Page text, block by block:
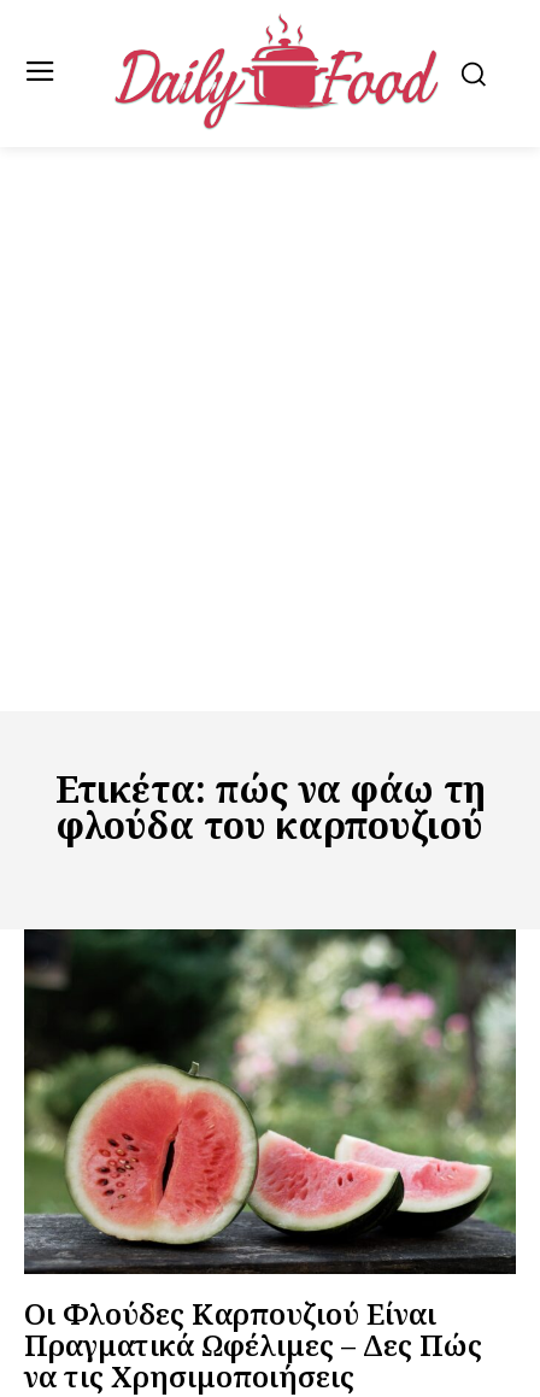
Ετικέτα: πώς να φάω τη
φλούδα του καρπουζιού
Οι Φλούδες Καρπουζιού Είναι
Πραγματικά Ωφέλιμες – Δες Πώς
να τις Χρησιμοποιήσεις